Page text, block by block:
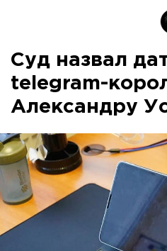
Суд назвал
telegram-
Александру